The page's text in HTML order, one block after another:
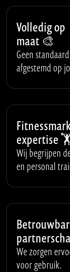
Volledig op
maat 🎨
Geen
afgestemd op
expertise
Wij begrijpen
en personal
We zorgen
voor gebruik.